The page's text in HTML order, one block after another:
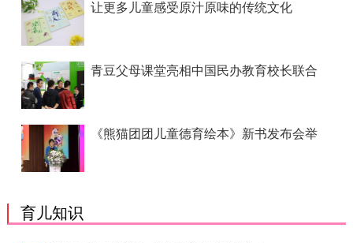
让更多儿童感受原汁原味的传统文化
青豆父母课堂亮相中国民办教育校长联合
《熊猫团团儿童德育绘本》新书发布会举
育儿知识